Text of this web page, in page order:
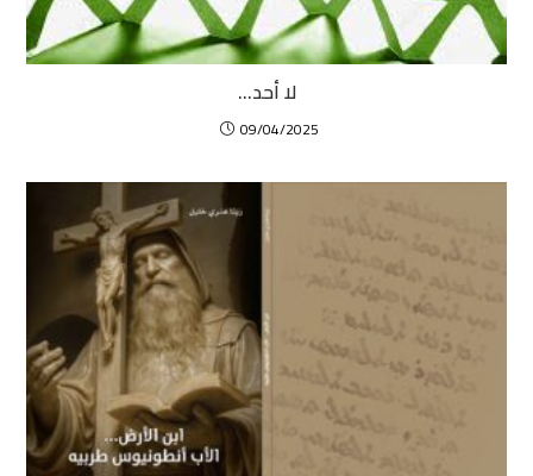
لا أحد…
09/04/2025